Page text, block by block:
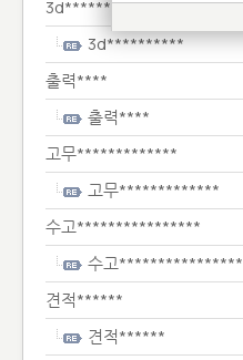
3d**********
3d**********
출력****
출력****
고무*************
고무*************
수고****************
수고****************
견적******
견적******